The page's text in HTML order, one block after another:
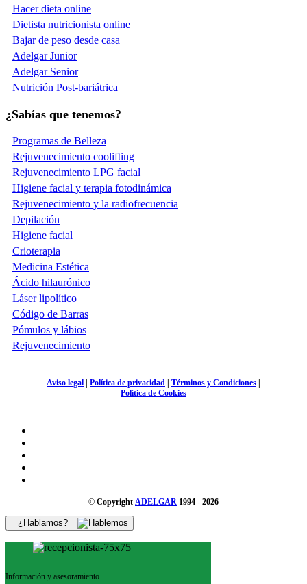
Hacer dieta online
Dietista nutricionista online
Bajar de peso desde casa
Adelgar Junior
Adelgar Senior
Nutrición Post-bariátrica
¿Sabías que tenemos?
Programas de Belleza
Rejuvenecimiento coolifting
Rejuvenecimiento LPG facial
Higiene facial y terapia fotodinámica
Rejuvenecimiento y la radiofrecuencia
Depilación
Higiene facial
Crioterapia
Medicina Estética
Ácido hilaurónico
Láser lipolítico
Código de Barras
Pómulos y lábios
Rejuvenecimiento
Aviso legal | Política de privacidad | Términos y Condiciones |
Política de Cookies
© Copyright ADELGAR 1994 - 2026
¿Hablamos?
Información y asesoramiento